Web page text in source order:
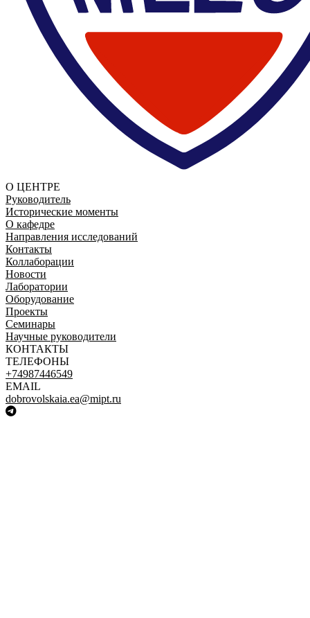
О ЦЕНТРЕ
Руководитель
Исторические моменты
О кафедре
Направления исследований
Контакты
Коллаборации
Новости
Лаборатории
Оборудование
Проекты
Семинары
Научные руководители
КОНТАКТЫ
ТЕЛЕФОНЫ
+74987446549
EMAIL
dobrovolskaia.ea@mipt.ru